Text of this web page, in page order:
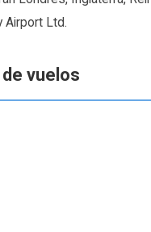
Airport Ltd.
vuelos